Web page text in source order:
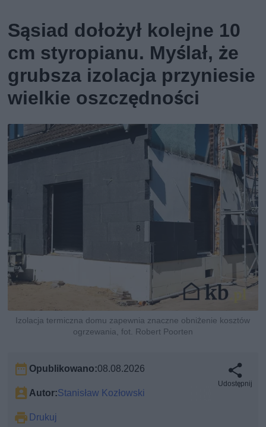
Sąsiad dołożył kolejne 10
cm styropianu. Myślał, że
grubsza izolacja przyniesie
wielkie oszczędności
Izolacja termiczna domu zapewnia znaczne obniżenie kosztów
ogrzewania, fot. Robert Poorten
Opublikowano:08.08.2026
Autor:Stanisław Kozłowski
Drukuj
Udostępnij